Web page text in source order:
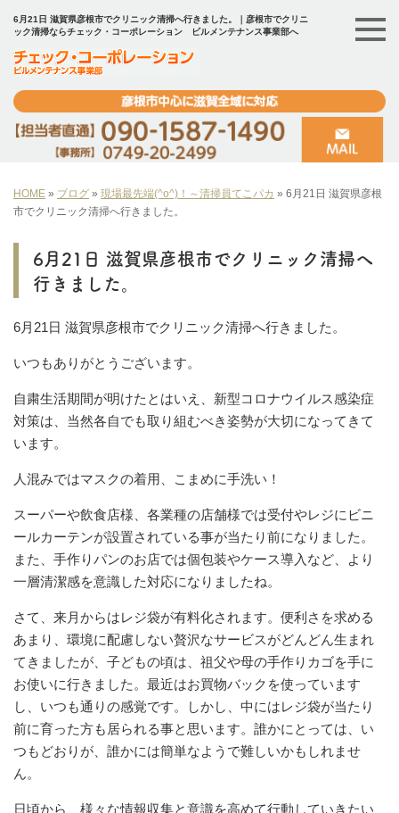
6月21日 滋賀県彦根市でクリニック清掃へ行きました。｜彦根市でクリニ
ック清掃ならチェック・コーポレーション ビルメンテナンス事業部へ
HOME » ブログ » 現場最先端(^o^)！～清掃員てこパカ » 6月21日 滋賀県彦根
市でクリニック清掃へ行きました。
6月21日 滋賀県彦根市でクリニック清掃へ
行きました。
6月21日 滋賀県彦根市でクリニック清掃へ行きました。
いつもありがとうございます。
自粛生活期間が明けたとはいえ、新型コロナウイルス感染症
対策は、当然各自でも取り組むべき姿勢が大切になってきて
います。
人混みではマスクの着用、こまめに手洗い！
スーパーや飲食店様、各業種の店舗様では受付やレジにビニ
ールカーテンが設置されている事が当たり前になりました。
また、手作りパンのお店では個包装やケース導入など、より
一層清潔感を意識した対応になりましたね。
さて、来月からはレジ袋が有料化されます。便利さを求める
あまり、環境に配慮しない贅沢なサービスがどんどん生まれ
てきましたが、子どもの頃は、祖父や母の手作り カ ゴを手に
お使いに行きました。最近はお買物バックを使っています
し、いつも通りの感覚です。しかし、中にはレジ袋が当たり
前に育った方も居られる事と思います。誰かにとっては、い
つもどおりが、誰かには簡単なようで難しいかもしれませ
ん。
日頃から、様々な情報収集と意識を高めて行動していきたい